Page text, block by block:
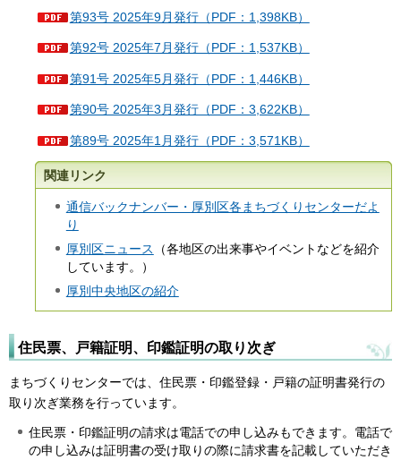
第93号 2025年9月発行（PDF：1,398KB）
第92号 2025年7月発行（PDF：1,537KB）
第91号 2025年5月発行（PDF：1,446KB）
第90号 2025年3月発行（PDF：3,622KB）
第89号 2025年1月発行（PDF：3,571KB）
関連リンク
通信バックナンバー・厚別区各まちづくりセンターだよ
り
厚別区ニュース
（各地区の出来事やイベントなどを紹介
しています。）
厚別中央地区の紹介
住民票、戸籍証明、印鑑証明の取り次ぎ
まちづくりセンターでは、住民票・印鑑登録・戸籍の証明書発行の
取り次ぎ業務を行っています。
住民票・印鑑証明の請求は電話での申し込みもできます。電話で
の申し込みは証明書の受け取りの際に請求書を記載していただき